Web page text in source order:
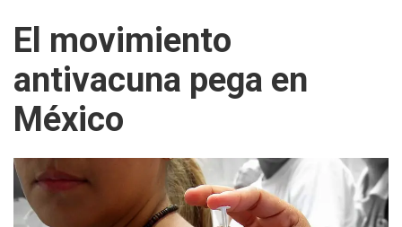
El movimiento
antivacuna pega en
México